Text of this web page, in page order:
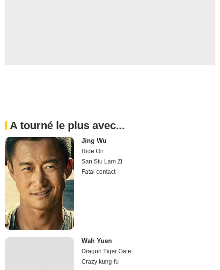
A tourné le plus avec...
Jing Wu
Ride On
San Siu Lam Zi
Fatal contact
Wah Yuen
Dragon Tiger Gate
Crazy kung-fu